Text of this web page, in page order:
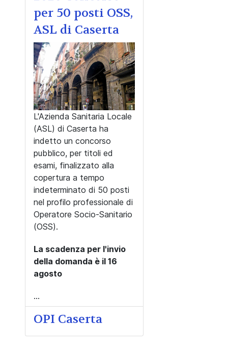
per 50 posti OSS,
ASL di Caserta
L'Azienda Sanitaria Locale
(ASL) di Caserta ha
indetto un concorso
pubblico, per titoli ed
esami, finalizzato alla
copertura a tempo
indeterminato di 50 posti
nel profilo professionale di
Operatore Socio-Sanitario
(OSS).
La scadenza per l'invio
della domanda è il 16
agosto
...
OPI Caserta